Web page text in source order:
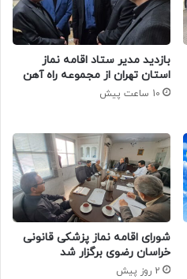
بازدید مدیر ستاد اقامه نماز
استان تهران از مجموعه راه آهن
10 ساعت پیش
شورای اقامه نماز پزشکی قانونی
خراسان رضوی برگزار شد
2 روز پیش